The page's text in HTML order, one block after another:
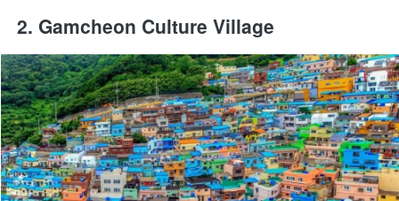
2. Gamcheon Culture Village